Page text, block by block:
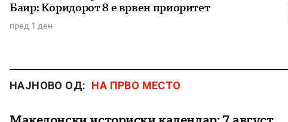
Баир: Коридорот 8 е врвен приоритет
пред 1 ден
НАЈНОВО ОД: НА ПРВО МЕСТО